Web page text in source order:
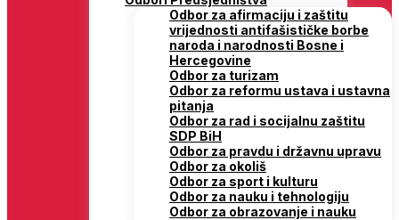
Odbor za afirmaciju i zaštitu
vrijednosti antifašističke borbe
naroda i narodnosti Bosne i
Hercegovine
Odbor za turizam
Odbor za reformu ustava i ustavna
pitanja
Odbor za rad i socijalnu zaštitu
SDP BiH
Odbor za pravdu i državnu upravu
Odbor za okoliš
Odbor za sport i kulturu
Odbor za nauku i tehnologiju
Odbor za obrazovanje i nauku